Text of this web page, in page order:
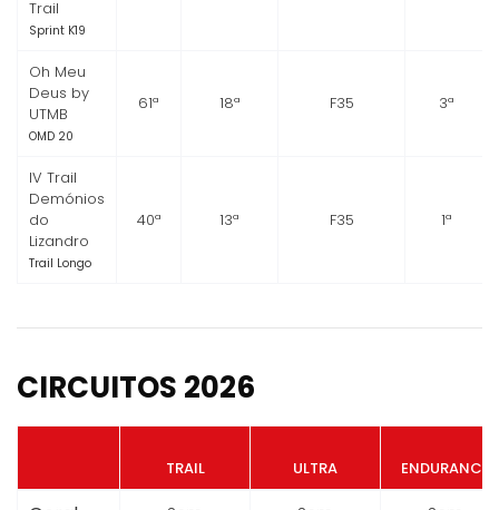
Trail
Sprint K19
Oh Meu
Deus by
UTMB
OMD 20
61ª 18ª F35 3ª
IV Trail
Demónios
do
Lizandro
Trail Longo
40ª 13ª F35 1ª
CIRCUITOS 2026
TRAIL ULTRA ENDURANCE